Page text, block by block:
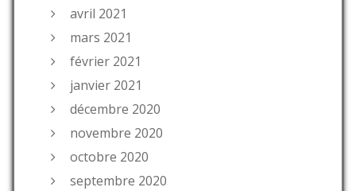
avril 2021
mars 2021
février 2021
janvier 2021
décembre 2020
novembre 2020
octobre 2020
septembre 2020